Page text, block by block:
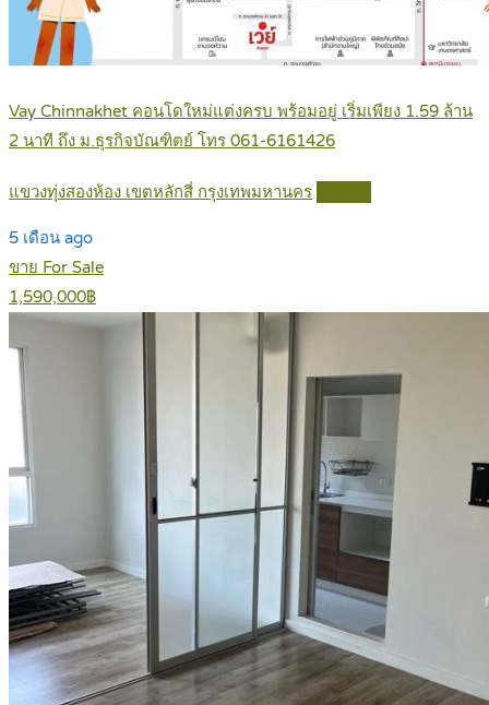
Vay Chinnakhet คอนโดใหม่แต่งครบ พร้อมอยู่ เริ่มเพียง 1.59 ล้าน
2 นาที ถึง ม.ธุรกิจบัณฑิตย์ โทร 061-6161426
แขวงทุ่งสองห้อง เขตหลักสี่ กรุงเทพมหานคร
5 เดือน ago
ขาย For Sale
1,590,000฿